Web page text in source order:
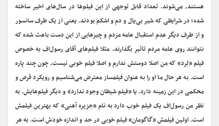
هستند، می‌شوند. تعداد قابل توجهی از این فیلم‌ها در سال‌های اخیر ساخته
شده؛ در شرایطی که شیر بی‌یال و دم و اشکم بودند. یعنی از یک طرف سانسور
و از طرف دیگر عدم استقبال عامه مردم و چیزهایی از این دست باعث شده که
نتوانند روی عامه مردم تاثیر بگذارند. مثلا فیلم‌های آقای رسول‌اف به خصوص
فیلم «لِرد» که من اصلا دوستش ندارم و اصلا فیلم خوبی نیست، چون چند پاره
است. به هر حال ما او را به عنوان فیلمساز معترض می‌شناسیم و رویکرد قرص و
محکمی در این زمینه دارد. یا «فیلم شیطان وجود ندارد» و دیگر فیلم‌هایش. به
نظر من رسول‌اف یک فیلم خوب دارد به نام «جزیره آهنی» که بهترین فیلمش
است. اولین فیلمش «گاگومان» فیلم خوبی در حد و اندازه خودش است. به هر